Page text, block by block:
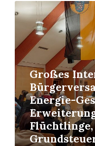
Großes
Energie-
Read
More